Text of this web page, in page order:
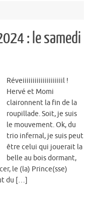
: le samedi
Réveiiiiiiiiiiiiiiiiiiiil !
Hervé et Momi
claironnent la fin de la
roupillade. Soit, je suis
le mouvement. Ok, du
trio infernal, je suis peut
être celui qui jouerait la
belle au bois dormant,
le (la) Prince(sse)
du […]